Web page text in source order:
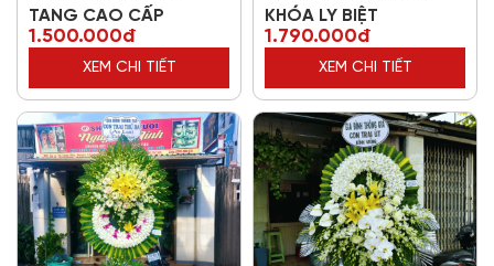
TANG CAO CẤP
1.500.000đ
XEM CHI TIẾT
KHÓA LY BIỆT
1.790.000đ
XEM CHI TIẾT